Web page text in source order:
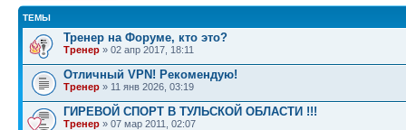
ТЕМЫ
Тренер на Форуме, кто это?
Тренер » 02 апр 2017, 18:11
Отличный VPN! Рекомендую!
Тренер » 11 янв 2026, 03:19
ГИРЕВОЙ СПОРТ В ТУЛЬСКОЙ ОБЛАСТИ !!!
Тренер » 07 мар 2011, 02:07